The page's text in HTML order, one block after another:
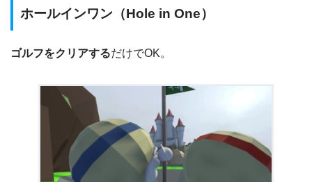
ホールインワン（Hole in One）
ゴルフをクリアするだけでOK。